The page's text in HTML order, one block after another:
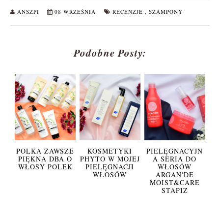
ANSZPI 08 WRZEŚNIA RECENZJE , SZAMPONY
Podobne Posty:
POLKA ZAWSZE
PIĘKNA DBA O
WŁOSY POLEK
KOSMETYKI
PHYTO W MOJEJ
PIELĘGNACJI
WŁOSÓW
PIELĘGNACYJN
A SERIA DO
WŁOSÓW
ARGAN'DE
MOIST&CARE
STAPIZ